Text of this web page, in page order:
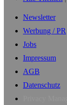
Newsletter
Werbung / PR
Jobs
Impressum
AGB
Datenschutz